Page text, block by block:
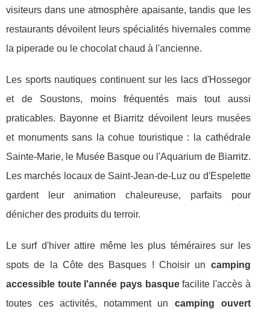
visiteurs dans une atmosphère apaisante, tandis que les
restaurants dévoilent leurs spécialités hivernales comme
la piperade ou le chocolat chaud à l'ancienne.
Les sports nautiques continuent sur les lacs d'Hossegor
et de Soustons, moins fréquentés mais tout aussi
praticables. Bayonne et Biarritz dévoilent leurs musées
et monuments sans la cohue touristique : la cathédrale
Sainte-Marie, le Musée Basque ou l'Aquarium de Biarritz.
Les marchés locaux de Saint-Jean-de-Luz ou d'Espelette
gardent leur animation chaleureuse, parfaits pour
dénicher des produits du terroir.
Le surf d'hiver attire même les plus téméraires sur les
spots de la Côte des Basques ! Choisir un camping
accessible toute l'année pays basquefacilite l'accès à
toutes ces activités, notamment un camping ouvert